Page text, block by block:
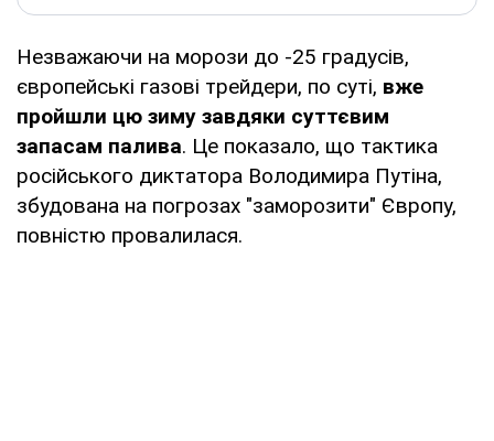
Незважаючи на морози до -25 градусів,
європейські газові трейдери, по суті, вже
пройшли цю зиму завдяки суттєвим
запасам палива. Це показало, що тактика
російського диктатора Володимира Путіна,
збудована на погрозах "заморозити" Європу,
повністю провалилася.